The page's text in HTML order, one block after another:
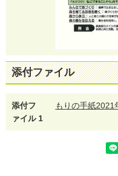
添付ファイル
添付フ
ァイル 1
もりの手紙2021